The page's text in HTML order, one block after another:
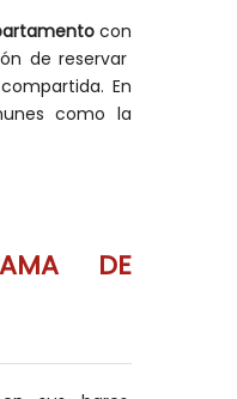
con
de reservar
En
como la
DE